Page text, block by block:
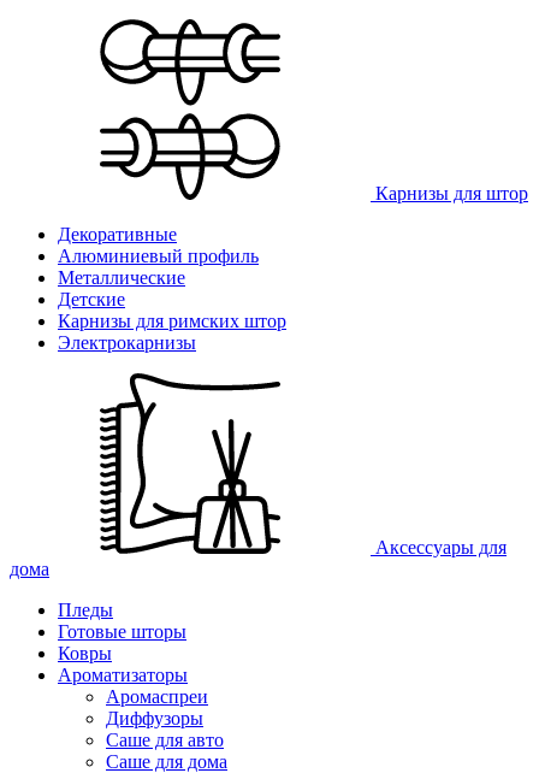
Карнизы для штор
Декоративные
Алюминиевый профиль
Металлические
Детские
Карнизы для римских штор
Электрокарнизы
Аксессуары для
дома
Пледы
Готовые шторы
Ковры
Ароматизаторы
Аромаспреи
Диффузоры
Саше для авто
Саше для дома